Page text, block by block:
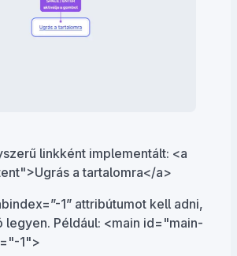
linkként implementált: <a
a tartalomra</a>
1” attribútumot kell adni,
legyen. Például: <main id="main-
1">